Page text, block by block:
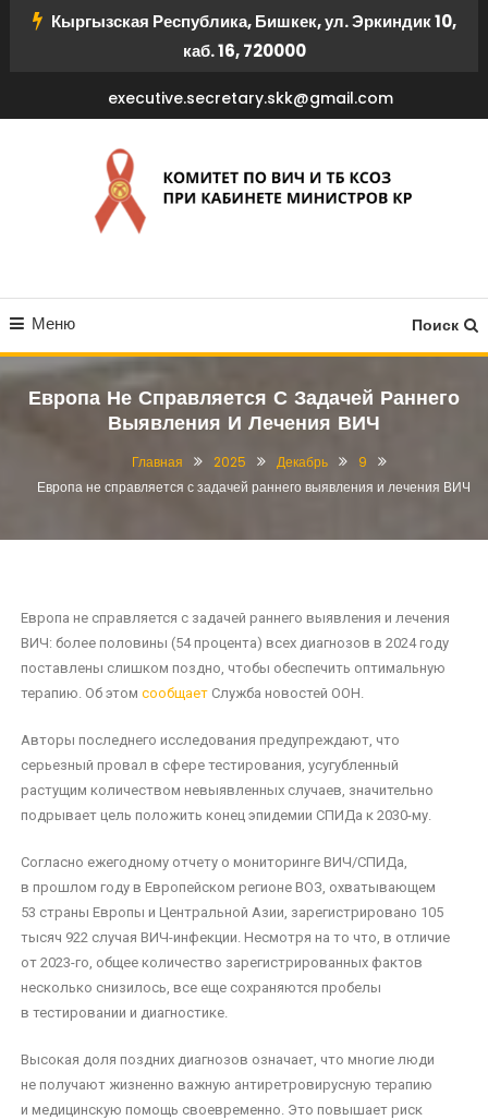
Кыргызская Республика, Бишкек, ул. Эркиндик 10,
каб. 16, 720000
executive.secretary.skk@gmail.com
КСОЗ ПРИ КАБИНЕТЕ
МИНИСТРОВ КР
Меню Поиск
Европа Не Справляется С Задачей Раннего
Выявления И Лечения ВИЧ
Главная 2025 Декабрь
9
Европа не справляется с задачей раннего выявления и лечения ВИЧ
Европа не справляется с задачей раннего выявления и лечения
ВИЧ: более половины (54 процента) всех диагнозов в 2024 году
поставлены слишком поздно, чтобы обеспечить оптимальную
терапию. Об этом сообщаетСлужба новостей ООН.
Авторы последнего исследования предупреждают, что
серьезный провал в сфере тестирования, усугубленный
растущим количеством невыявленных случаев, значительно
подрывает цель положить конец эпидемии СПИДа к 2030-му.
Согласно ежегодному отчету о мониторинге ВИЧ/СПИДа,
в прошлом году в Европейском регионе ВОЗ, охватывающем
53 страны Европы и Центральной Азии, зарегистрировано 105
тысяч 922 случая ВИЧ-инфекции. Несмотря на то что, в отличие
от 2023-го, общее количество зарегистрированных фактов
несколько снизилось, все еще сохраняются пробелы
в тестировании и диагностике.
Высокая доля поздних диагнозов означает, что многие люди
не получают жизненно важную антиретровирусную терапию
и медицинскую помощь своевременно. Это повышает риск